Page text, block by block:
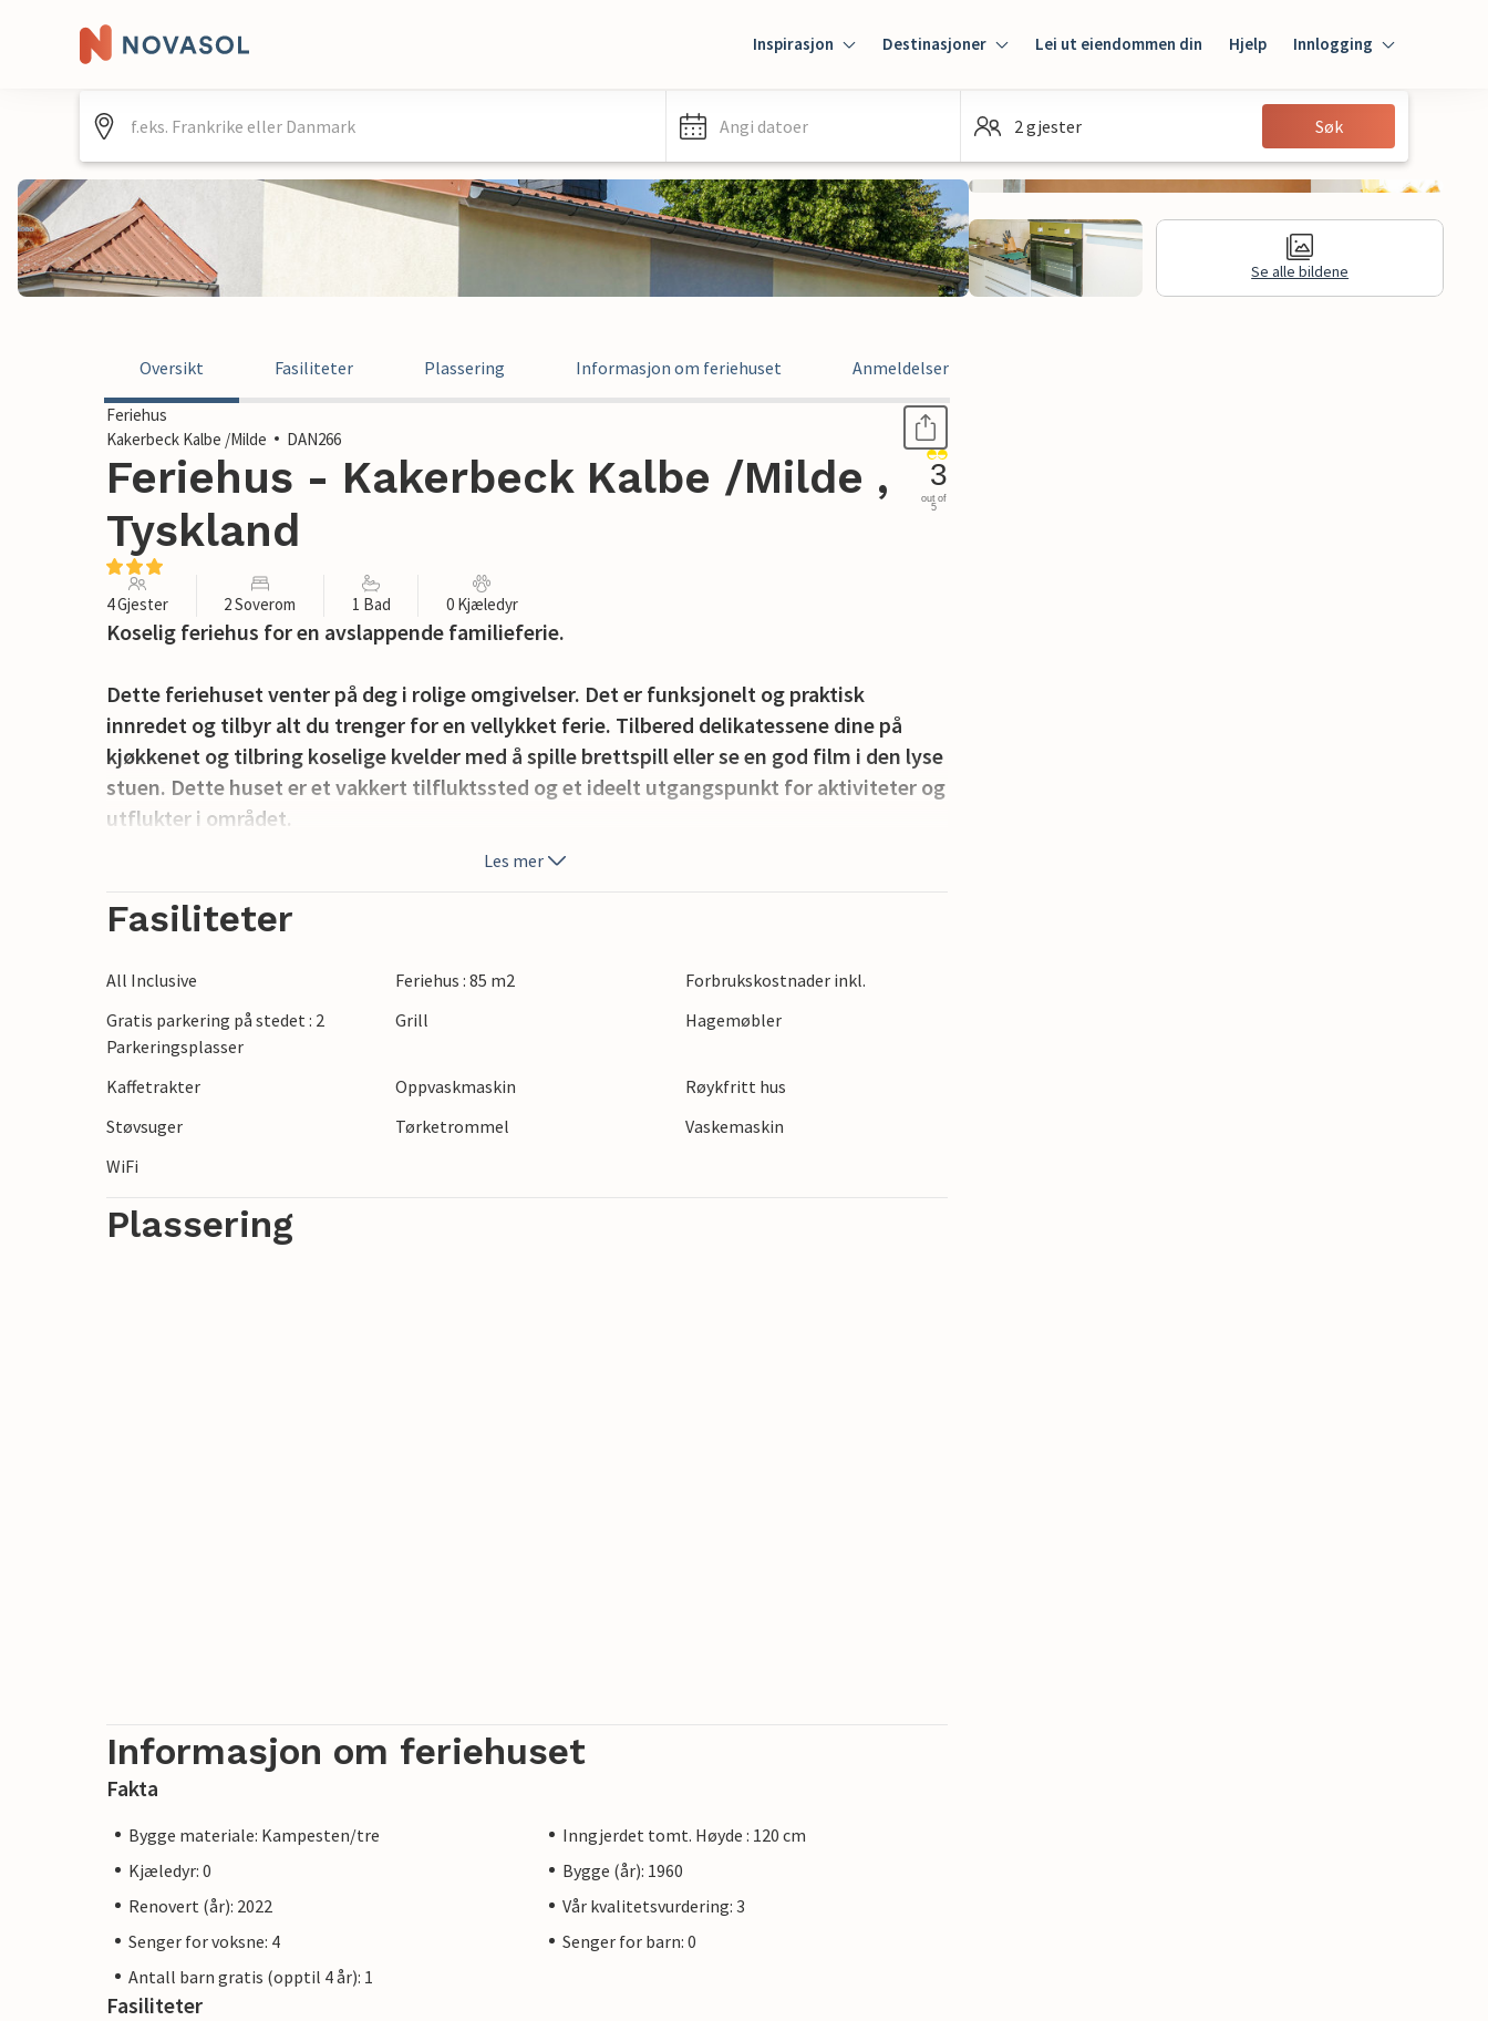
Inspirasjon Destinasjoner Lei ut eiendommen din Hjelp Innlogging
Innlogging
Gjest
Angi datoer 2 gjester Søk
Se alle bildene
Oversikt Fasiliteter Plassering Informasjon om feriehuset Anmeldelser
Feriehus
Kakerbeck Kalbe /Milde
DAN266
Feriehus - Kakerbeck Kalbe /Milde ,
Tyskland
3
out of
5
4 Gjester 2 Soverom 1 Bad 0 Kjæledyr
Koselig feriehus for en avslappende familieferie.
Dette feriehuset venter på deg i rolige omgivelser. Det er funksjonelt og praktisk
innredet og tilbyr alt du trenger for en vellykket ferie. Tilbered delikatessene dine på
kjøkkenet og tilbring koselige kvelder med å spille brettspill eller se en god film i den lyse
stuen. Dette huset er et vakkert tilfluktssted og et ideelt utgangspunkt for aktiviteter og
utflukter i området.
timer i frisk luft. Innen rekkevidde finner du også flere familievennlige aktiviteter som
Les mer
Fasiliteter
All Inclusive Feriehus : 85 m2
Forbrukskostnader inkl.
Gratis parkering på stedet : 2
Parkeringsplasser
Grill Hagemøbler
Kaffetrakter Oppvaskmaskin
Røykfritt hus
Støvsuger
Tørketrommel
Vaskemaskin
WiFi
Plassering
Informasjon om feriehuset
Fakta
Bygge materiale: Kampesten/tre
Inngjerdet tomt. Høyde : 120 cm
Kjæledyr: 0
Bygge (år): 1960
Renovert (år): 2022
Vår kvalitetsvurdering: 3
Senger for voksne: 4
Senger for barn: 0
Antall barn gratis (opptil 4 år): 1
Fasiliteter